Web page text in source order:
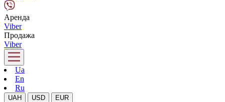
Аренда
Viber
Продажа
Viber
Ua
En
Ru
UAH USD EUR